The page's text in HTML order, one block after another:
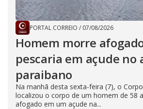
PORTAL CORREIO / 07/08/2026
Homem morre
pescaria em açude no
paraibano
Na manhã desta sexta-feira (7), o
localizou o corpo de um homem de 58
afogado em um açude na...